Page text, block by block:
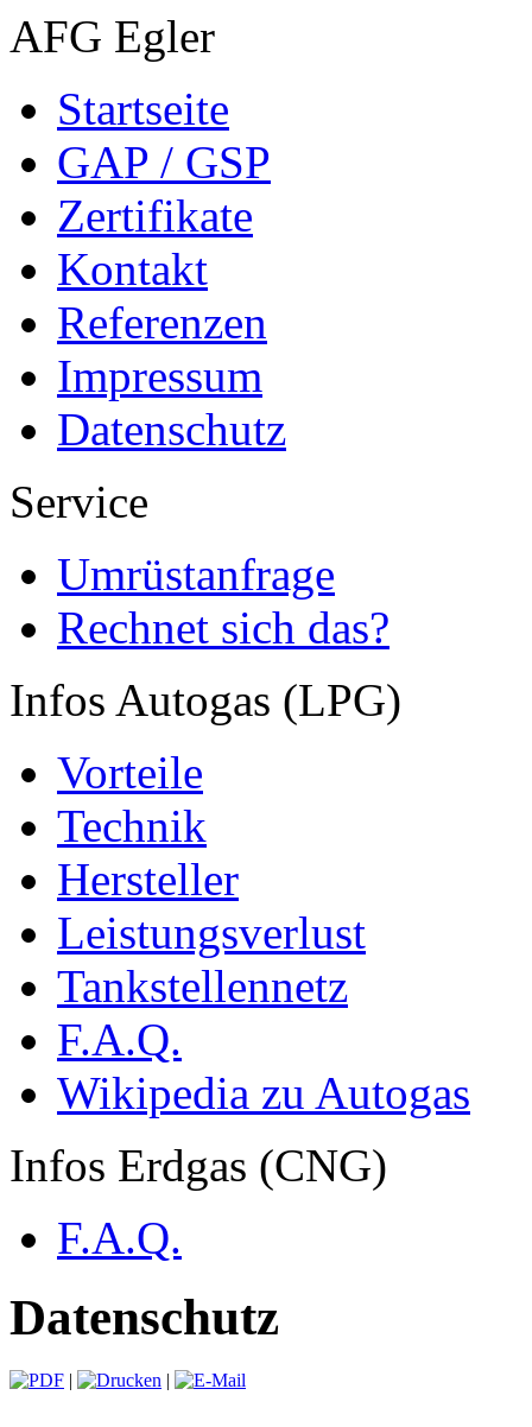
AFG Egler
Startseite
GAP / GSP
Zertifikate
Kontakt
Referenzen
Impressum
Datenschutz
Service
Umrüstanfrage
Rechnet sich das?
Infos Autogas (LPG)
Vorteile
Technik
Hersteller
Leistungsverlust
Tankstellennetz
F.A.Q.
Wikipedia zu Autogas
Infos Erdgas (CNG)
F.A.Q.
Datenschutz
| |